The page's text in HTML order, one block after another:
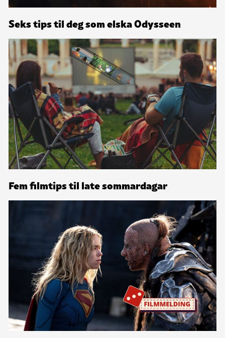
Seks tips til deg som elska Odysseen
Fem filmtips til late sommardagar